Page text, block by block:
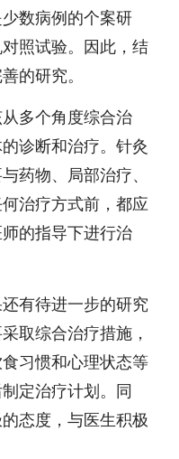
数病例的个案研
照试验。因此，结
的研究。
多个角度综合治
诊断和治疗。针灸
药物、局部治疗、
治疗方式前，都应
的指导下进行治
有待进一步的研究
取综合治疗措施，
习惯和心理状态等
定治疗计划。同
态度，与医生积极